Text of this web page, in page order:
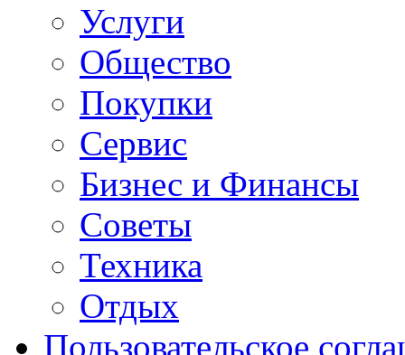
Услуги
Общество
Покупки
Сервис
Бизнес и Финансы
Советы
Техника
Отдых
Пользовательское